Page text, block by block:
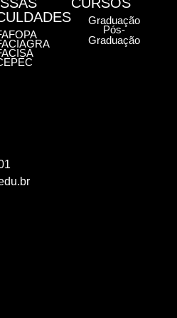
Graduação
Pós-
Graduação